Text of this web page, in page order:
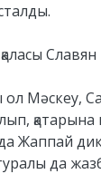
Мәскеу,
Жаппай
да